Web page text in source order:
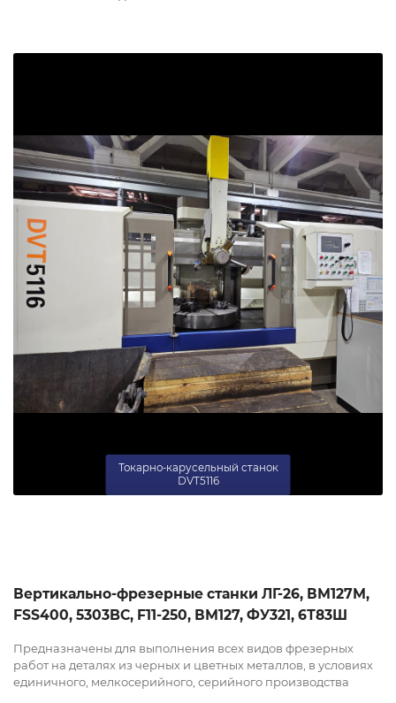
Токарно-карусельный станок
DVT5116
Вертикально-фрезерные станки ЛГ-26, ВМ127М,
FSS400, 5303BC, F11-250, ВМ127, ФУ321, 6Т83Ш
Предназначены для выполнения всех видов фрезерных
работ на деталях из черных и цветных металлов, в условиях
единичного, мелкосерийного, серийного производства